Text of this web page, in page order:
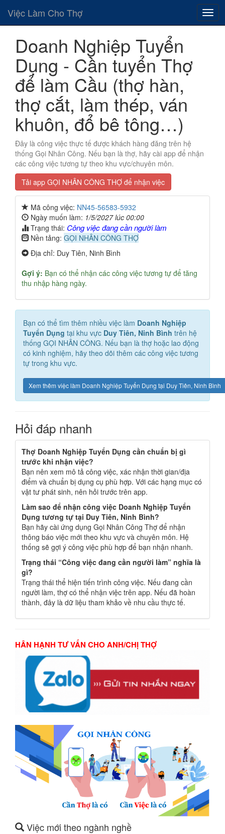
Việc Làm Cho Thợ
Doanh Nghiệp Tuyển
Dụng - Cần tuyển Thợ
để làm Cầu (thợ hàn,
thợ cắt, làm thép, ván
khuôn, đổ bê tông…)
Đây là công việc thực tế được khách hàng đăng trên hệ
thống Gọi Nhân Công. Nếu bạn là thợ, hãy cài app để nhận
các công việc tương tự theo khu vực/chuyên môn.
Tải app GỌI NHÂN CÔNG THỢ để nhận việc
Mã công việc: NN45-56583-5932
Ngày muốn làm: 1/5/2027 lúc 00:00
Trạng thái: Công việc đang cần người làm
Nền tảng: GỌI NHÂN CÔNG THỢ
Địa chỉ: Duy Tiên, Ninh Bình
Gợi ý: Bạn có thể nhận các công việc tương tự để tăng
thu nhập hàng ngày.
Bạn có thể tìm thêm nhiều việc làm Doanh Nghiệp
Tuyển Dụng tại khu vực Duy Tiên, Ninh Bình trên hệ
thống GỌI NHÂN CÔNG. Nếu bạn là thợ hoặc lao động
có kinh nghiệm, hãy theo dõi thêm các công việc tương
tự trong khu vực.
Xem thêm việc làm Doanh Nghiệp Tuyển Dụng tại Duy Tiên, Ninh Bình
Hỏi đáp nhanh
Thợ Doanh Nghiệp Tuyển Dụng cần chuẩn bị gì
trước khi nhận việc?
Bạn nên xem mô tả công việc, xác nhận thời gian/địa
điểm và chuẩn bị dụng cụ phù hợp. Với các hạng mục có
vật tư phát sinh, nên hỏi trước trên app.
Làm sao để nhận công việc Doanh Nghiệp Tuyển
Dụng tương tự tại Duy Tiên, Ninh Bình?
Bạn hãy cài ứng dụng Gọi Nhân Công Thợ để nhận
thông báo việc mới theo khu vực và chuyên môn. Hệ
thống sẽ gợi ý công việc phù hợp để bạn nhận nhanh.
Trạng thái “Công việc đang cần người làm” nghĩa là
gì?
Trạng thái thể hiện tiến trình công việc. Nếu đang cần
người làm, thợ có thể nhận việc trên app. Nếu đã hoàn
thành, đây là dữ liệu tham khảo về nhu cầu thực tế.
HÂN HẠNH TƯ VẤN CHO ANH/CHỊ THỢ
Việc mới theo ngành nghề